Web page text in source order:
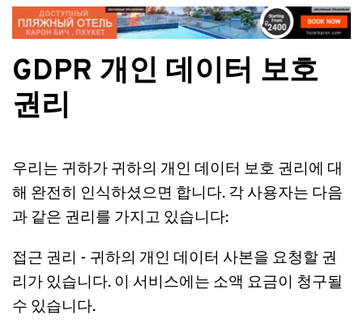
GDPR 개인 데이터 보호
권리
우리는 귀하가 귀하의 개인 데이터 보호 권리에 대
해 완전히 인식하셨으면 합니다. 각 사용자는 다음
과 같은 권리를 가지고 있습니다:
접근 권리 - 귀하의 개인 데이터 사본을 요청할 권
리가 있습니다. 이 서비스에는 소액 요금이 청구될
수 있습니다.